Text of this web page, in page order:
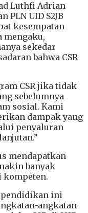
Luthfi Adrian
PLN UID S2JB
kesempatan
mengaku,
sekedar
bahwa CSR
CSR jika tidak
sebelumnya
sosial. Kami
dampak yang
penyaluran
mendapatkan
banyak
kompeten.
pendidikan ini
angkatan